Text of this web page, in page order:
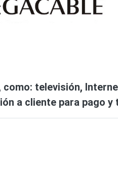
televisión,
a cliente para pago y